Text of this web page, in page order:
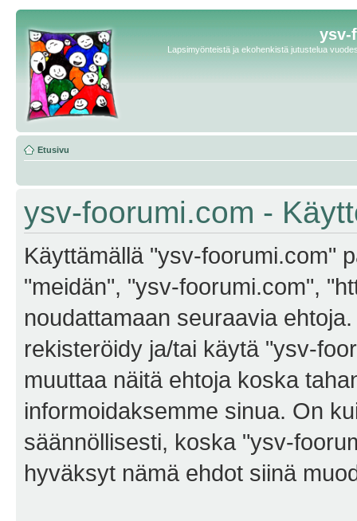
ysv-
Lapsimyönteistä ja ekohenkistä jutustelua
Etusivu
ysv-foorumi.com -
Käyttämällä "ysv-foorumi.com"
"meidän", "ysv-foorumi.com",
noudattamaan seuraavia
rekisteröidy ja/tai käytä "ysv-
muuttaa näitä ehtoja koska
informoidaksemme sinua. On
säännöllisesti, koska "ysv-
hyväksyt nämä ehdot siinä